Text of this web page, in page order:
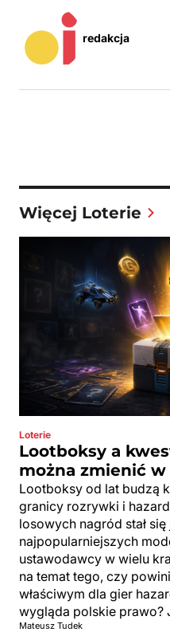
redakcja
Więcej Loterie
Loterie
Lootboksy a
można zmienić w
Lootboksy od lat budzą
granicy rozrywki i
losowych nagród stał
najpopularniejszych
ustawodawcy w wielu
na temat tego, czy
właściwym dla gier
wygląda polskie prawo?
Mateusz Tudek